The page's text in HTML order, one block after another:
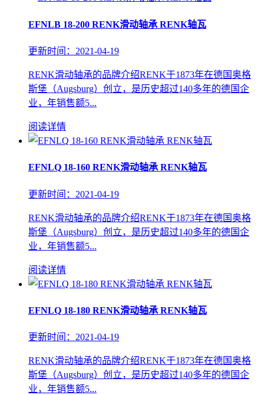
EFNLB 18-200 RENK滑动轴承 RENK轴瓦
更新时间：2021-04-19
RENK滑动轴承的品牌介绍RENK于1873年在德国奥格
斯堡（Augsburg）创立，是历史超过140多年的德国企
业，年销售额5...
阅读详情
EFNLQ 18-160 RENK滑动轴承 RENK轴瓦
更新时间：2021-04-19
RENK滑动轴承的品牌介绍RENK于1873年在德国奥格
斯堡（Augsburg）创立，是历史超过140多年的德国企
业，年销售额5...
阅读详情
EFNLQ 18-180 RENK滑动轴承 RENK轴瓦
更新时间：2021-04-19
RENK滑动轴承的品牌介绍RENK于1873年在德国奥格
斯堡（Augsburg）创立，是历史超过140多年的德国企
业，年销售额5...